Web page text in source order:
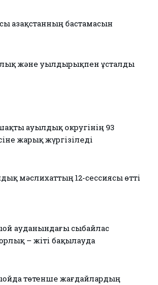
Қазақстанның бастамасын
және уылдырықпен ұсталды
ауылдық округінің 93
жарық жүргізіледі
мәслихаттың 12-сессиясы өтті
ауданындағы сыбайлас
– жіті бақылауда
төтенше жағдайлардың